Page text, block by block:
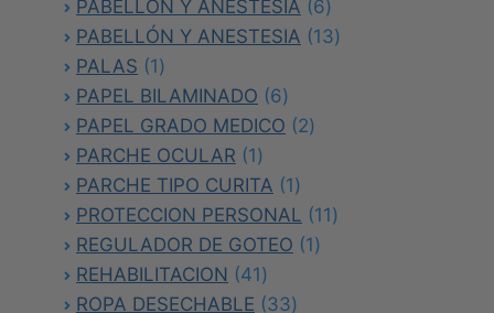
productos
PABELLON Y ANESTESIA 66
productos
PABELLÓN Y ANESTESIA 1313
PALAS 11
producto
PAPEL BILAMINADO 66
productos
PAPEL GRADO MEDICO 22
PARCHE OCULAR 11
producto
PARCHE TIPO CURITA 11
producto
PROTECCION PERSONAL 1111
REGULADOR DE GOTEO 11
REHABILITACION 4141
productos
ROPA DESECHABLE 3333